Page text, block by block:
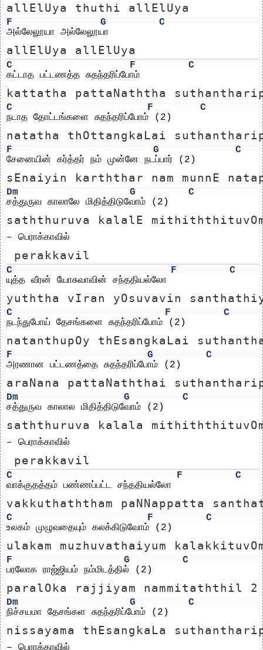
allElUya thuthi allElUya
F G
C
அல்லேலூயா அல்லேலூயா
allElUya allElUya
C F
C
கட்டாத பட்டணத்த சுதந்தரிப்போம்
kattatha pattaNaththa
C F
C
நடாத தோட்டங்களை சுதந்தரிப்போம் (2)
natatha thOttangkaLai
F G
C
சேனையின் கர்த்தர் நம் முன்னே நடப்பார் (2)
sEnaiyin karththar nam munnE
Dm G
C
சத்துருவ காலாலே மிதித்திடுவோம் (2)
saththuruva kalalE
– பெராக்காவில்
perakkavil
C F
C
யுத்த வீரன் யோசுவாவின் சந்ததியல்லோ
yuththa vIran yOsuvavin
C F
C
நடந்துபோய் தேசங்களை சுதந்தரிப்போம் (2)
natanthupOy thEsangkaLai
F G
C
அரணான பட்டணத்தை சுதந்தரிப்போம் (2)
araNana pattaNaththai
Dm G
C
சத்துருவ காலால மிதித்திடுவோம் (2)
saththuruva kalala
– பெராக்காவில்
perakkavil
C F
C
வாக்குதத்தம் பண்ணப்பட்ட சந்ததியல்லோ
vakkuthaththam paNNappatta
C F
C
உலகம் முழுவதையும் கலக்கிடுவோம் (2)
ulakam muzhuvathaiyum
F G
C
பரலோக ராஜ்ஜியம் நம்மிடத்தில் (2)
paralOka rajjiyam nammitaththil 2
Dm G
C
நிச்சயமா தேசங்கள சுதந்தரிப்போம் (2)
nissayama thEsangkaLa
– பெராக்காவில்